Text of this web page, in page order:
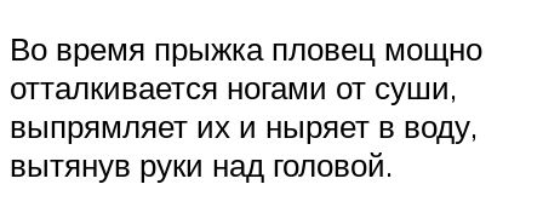
Во время прыжка пловец мощно
отталкивается ногами от суши,
выпрямляет их и ныряет в воду,
вытянув руки над головой.